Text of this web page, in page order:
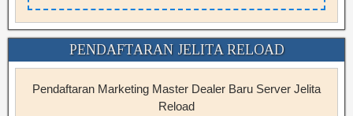
PENDAFTARAN JELITA RELOAD
Pendaftaran Marketing Master Dealer Baru Server Jelita
Reload